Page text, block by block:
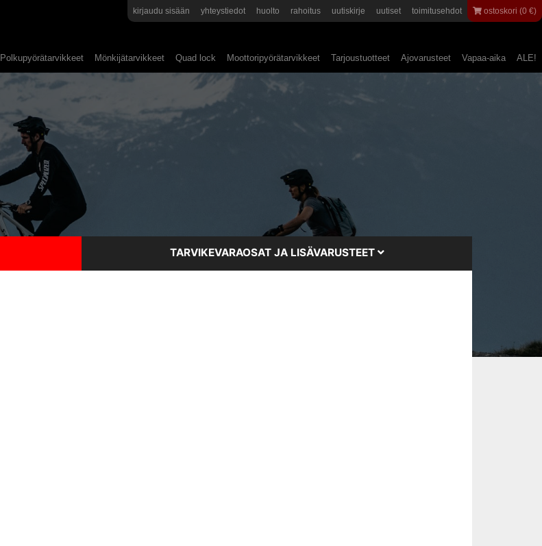
kirjaudu sisään yhteystiedot huolto rahoitus uutiskirje uutiset toimitusehdot ostoskori (0 €)
Polkupyörätarvikkeet Mönkijätarvikkeet Quad lock Moottoripyörätarvikkeet Tarjoustuotteet Ajovarusteet Vapaa-aika ALE!
TARVIKEVARAOSAT JA LISÄVARUSTEET